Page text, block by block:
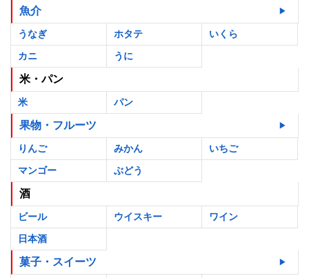
魚介
うなぎ ホタテ
いくら
カニ
うに
米・パン
米 パン
果物・フルーツ
りんご みかん
いちご
マンゴー
ぶどう
酒
ビール ウイスキー
ワイン
日本酒
菓子・スイーツ